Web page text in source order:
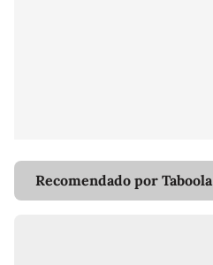
Recomendado por Taboola